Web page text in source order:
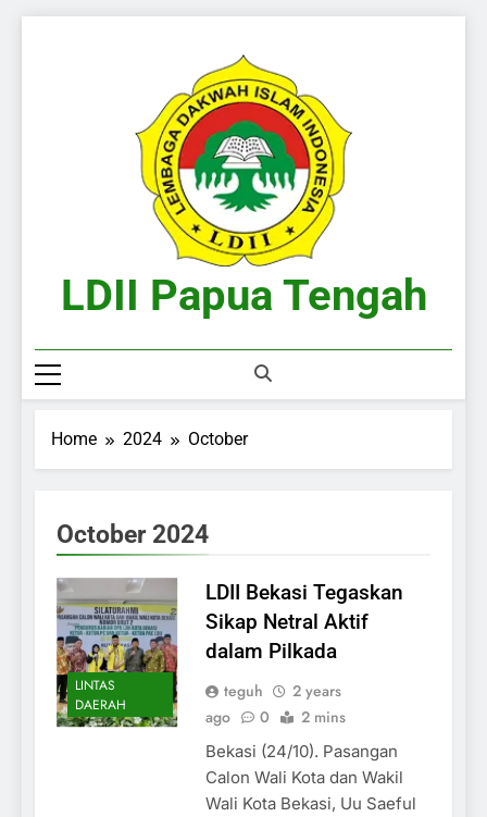
LDII Papua Tengah
Home 2024 October
October 2024
LINTAS
DAERAH
LDII Bekasi Tegaskan
Sikap Netral Aktif
dalam Pilkada
teguh
2 years
ago
0 2 mins
Bekasi (24/10). Pasangan
Calon Wali Kota dan Wakil
Wali Kota Bekasi, Uu Saeful